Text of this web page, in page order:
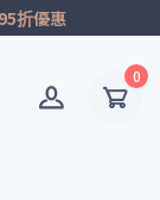
折優惠
0